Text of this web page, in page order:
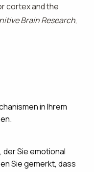
cortex and the
Brain Research,
in Ihrem
der Sie emotional
Sie gemerkt, dass